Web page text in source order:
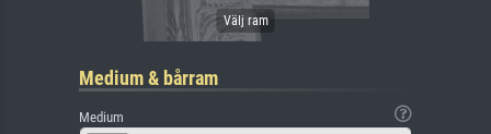
Medium & bårram
Medium